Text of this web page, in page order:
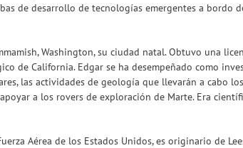
de desarrollo de tecnologías emergentes a
Washington, su ciudad natal. Obtuvo una
de California. Edgar se ha desempeñado como
las actividades de geología que llevarán a cabo
apoyar a los rovers de exploración de Marte. Era
Aérea de los Estados Unidos, es originario de